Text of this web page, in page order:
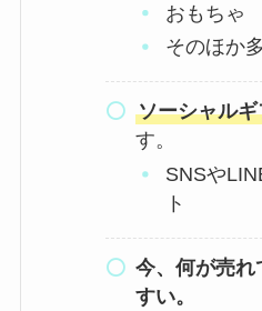
おもちゃ
そのほか
ソーシャル
す。
SNSや
ト
今、何が売れ
すい。